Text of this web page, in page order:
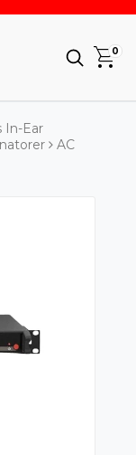
0
In-Ear
AC